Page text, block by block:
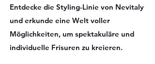
Entdecke die Styling-Linie von Nevitaly
und erkunde eine Welt voller
Möglichkeiten, um spektakuläre und
individuelle Frisuren zu kreieren.